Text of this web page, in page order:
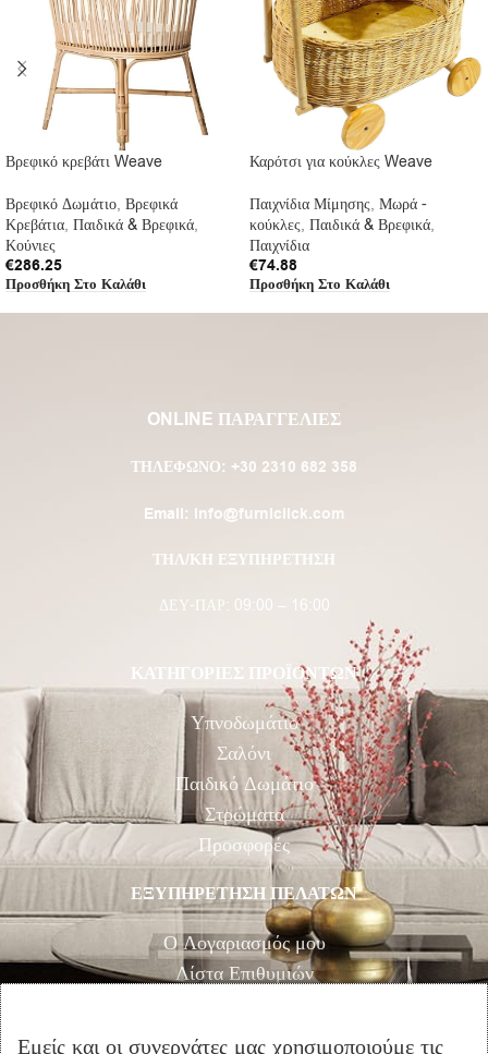
Βρεφικό κρεβάτι Weave
Βρεφικό Δωμάτιο, Βρεφικά
Κρεβάτια, Παιδικά & Βρεφικά,
Κούνιες
€286.25
Προσθήκη Στο Καλάθι
Καρότσι για κούκλες Weave
Παιχνίδια Μίμησης, Μωρά -
κούκλες, Παιδικά & Βρεφικά,
Παιχνίδια
€74.88
Προσθήκη Στο Καλάθι
ONLINE ΠΑΡΑΓΓΕΛΙΕΣ
ΤΗΛΈΦΩΝΟ: +30 2310 682 358
Email: info@furniclick.com
ΤΗΛ/ΚΗ ΕΞΥΠΗΡΕΤΗΣΗ
ΔΕΥ-ΠΑΡ: 09:00 – 16:00
ΚΑΤΗΓΟΡΙΕΣ ΠΡΟΪΟΝΤΩΝ
Υπνοδωμάτιο
Σαλόνι
Παιδικό Δωμάτιο
Στρώματα
Προσφορές
ΕΞΥΠΗΡΕΤΗΣΗ ΠΕΛΑΤΩΝ
Ο Λογαριασμός μου
Λίστα Επιθυμιών
Καλάθι Αγορών
Εμείς και οι συνεργάτες μας χρησιμοποιούμε τις